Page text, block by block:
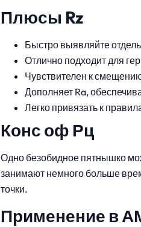
Плюсы Rz
Быстро выявляйте
Отлично подходит для
Чувствителен к
Дополняет Ra,
Легко привязать к
Конс оф Рц
Одно безобидное пятнышко
занимают немного больше
точки.
Применение в